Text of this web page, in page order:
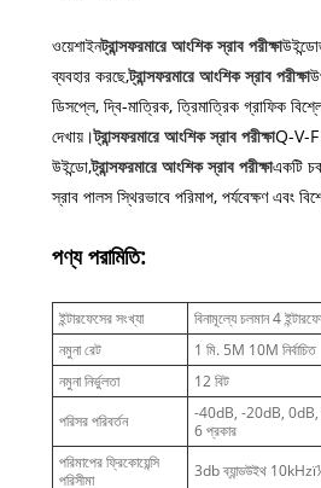
ওয়েশাইনট্রান্সফরমারে আংশিক স্রাব পরীক্ষা
ব্যবহার করছে,ট্রান্সফরমারে আংশিক স্রাব পরীক্ষা
ডিসপ্লে, দ্বি-মাত্রিক, ত্রিমাত্রিক গ্রাফিক
দেখায়।ট্রান্সফরমারে আংশিক স্রাব পরীক্ষাQ-V-F
উইন্ডো,ট্রান্সফরমারে আংশিক স্রাব পরীক্ষাএকটি
স্রাব পালস স্থিরভাবে পরিমাপ, পর্যবেক্ষণ এবং
পণ্য পরামিতি:
ইন্টারফেসের সংখ্যা
বিনামূল্যে চলমান 4
নমুনা রেট
1 মি. 5M 10M নির্বাচিত
নমুনা নির্ভুলতা
12 বিট
পরিসর পরিবর্তন
-40dB, -20dB, 0dB,
6 প্রকার
পরিমাপের ফ্রিকোয়েন্সি
পরিসীমা
3db ব্যান্ডউইথ